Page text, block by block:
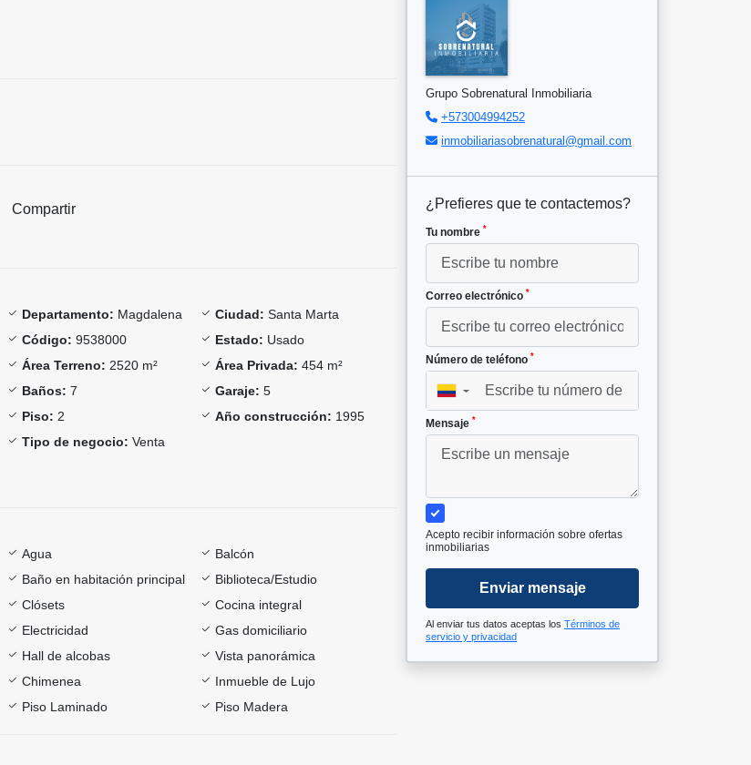
Compartir
Departamento: Magdalena Ciudad: Santa Marta
Código: 9538000 Estado: Usado
Área Terreno: 2520 m² Área Privada: 454 m²
Baños: 7 Garaje: 5
Piso: 2 Año construcción: 1995
Tipo de negocio: Venta
Agua
Balcón
Baño en habitación principal
Biblioteca/Estudio
Clósets
Cocina integral
Electricidad
Gas domiciliario
Hall de alcobas
Vista panorámica
Chimenea
Inmueble de Lujo
Piso Laminado Piso Madera
Grupo Sobrenatural Inmobiliaria
+573004994252
inmobiliariasobrenatural@gmail.com
¿Prefieres que te contactemos?
Tu nombre *
Correo electrónico *
Número de teléfono *
▼
Mensaje *
Acepto recibir información sobre ofertas
inmobiliarias
Enviar mensaje
Al enviar tus datos aceptas los Términos de
servicio y privacidad